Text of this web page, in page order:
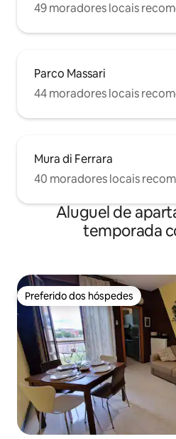
49 moradores locais
Parco Massari
44 moradores locais
Mura di Ferrara
40 moradores locais
Aluguel de
temporada
Preferido dos hóspedes
Preferido dos hóspedes